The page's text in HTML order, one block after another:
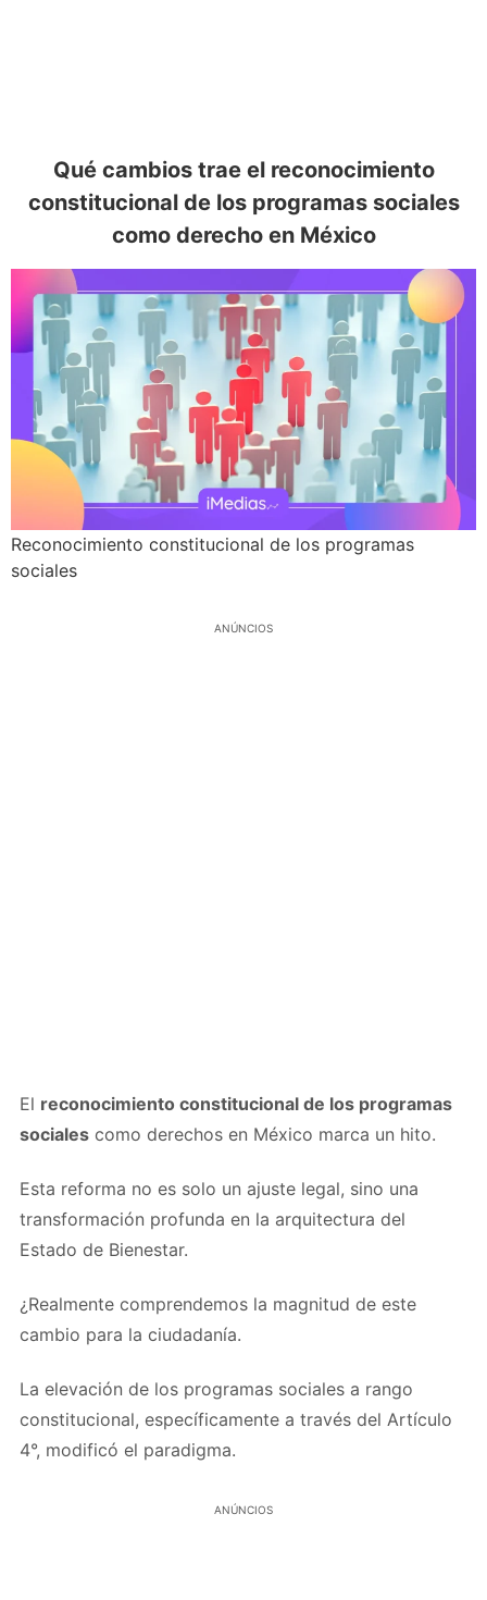
Qué cambios trae el reconocimiento
constitucional de los programas sociales
como derecho en México
Reconocimiento constitucional de los programas
sociales
ANÚNCIOS
El reconocimiento constitucional de los programas
sociales como derechos en México marca un hito.
Esta reforma no es solo un ajuste legal, sino una
transformación profunda en la arquitectura del
Estado de Bienestar.
¿Realmente comprendemos la magnitud de este
cambio para la ciudadanía.
La elevación de los programas sociales a rango
constitucional, específicamente a través del Artículo
4°, modificó el paradigma.
ANÚNCIOS